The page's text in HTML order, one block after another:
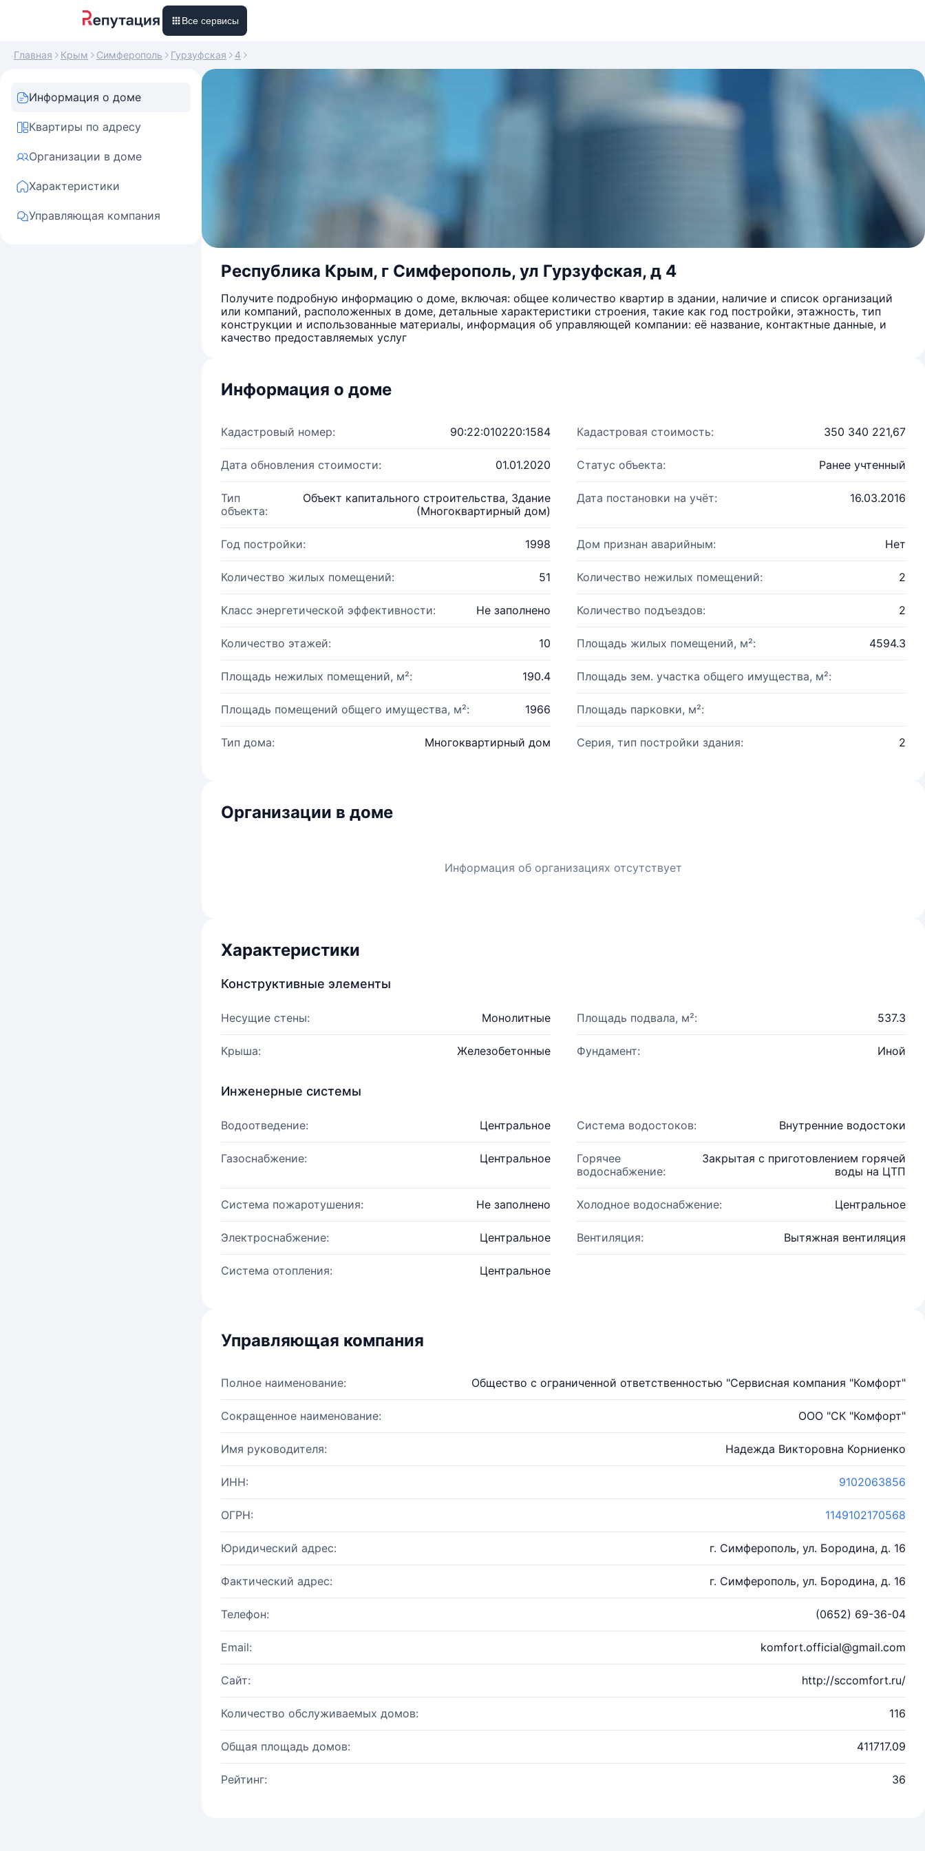
Все сервисы
Главная Крым Симферополь Гурзуфская 4
Информация о доме
Квартиры по адресу
Организации в доме
Характеристики
Управляющая компания
Республика Крым, г Симферополь, ул Гурзуфская, д 4
Получите подробную информацию о доме, включая: общее количество квартир в здании, наличие и список организаций
или компаний, расположенных в доме, детальные характеристики строения, такие как год постройки, этажность, тип
конструкции и использованные материалы, информация об управляющей компании: её название, контактные данные, и
качество предоставляемых услуг
Информация о доме
Кадастровый номер: 90:22:010220:1584 Кадастровая стоимость: 350 340 221,67
Дата обновления стоимости: 01.01.2020 Статус объекта: Ранее учтенный
Тип
объекта:
Объект капитального строительства, Здание
(Многоквартирный дом)
Дата постановки на учёт: 16.03.2016
Год постройки: 1998 Дом признан аварийным: Нет
Количество жилых помещений: 51 Количество нежилых помещений: 2
Класс энергетической эффективности: Не заполнено Количество подъездов: 2
Количество этажей: 10 Площадь жилых помещений, м²: 4594.3
Площадь нежилых помещений, м²: 190.4 Площадь зем. участка общего имущества, м²:
Площадь помещений общего имущества, м²: 1966 Площадь парковки, м²:
Тип дома: Многоквартирный дом Серия, тип постройки здания: 2
Организации в доме
Информация об организациях отсутствует
Характеристики
Конструктивные элементы
Несущие стены: Монолитные Площадь подвала, м²: 537.3
Крыша: Железобетонные Фундамент: Иной
Инженерные системы
Водоотведение: Центральное Система водостоков: Внутренние водостоки
Газоснабжение: Центральное
Горячее
водоснабжение:
Закрытая с приготовлением горячей
воды на ЦТП
Система пожаротушения: Не заполнено Холодное водоснабжение: Центральное
Электроснабжение: Центральное Вентиляция: Вытяжная вентиляция
Система отопления: Центральное
Управляющая компания
Полное наименование: Общество с ограниченной ответственностью "Сервисная компания "Комфорт"
Сокращенное наименование: ООО "СК "Комфорт"
Имя руководителя: Надежда Викторовна Корниенко
ИНН: 9102063856
ОГРН: 1149102170568
Юридический адрес: г. Симферополь, ул. Бородина, д. 16
Фактический адрес: г. Симферополь, ул. Бородина, д. 16
Телефон: (0652) 69-36-04
Email: komfort.official@gmail.com
Сайт: http://sccomfort.ru/
Количество обслуживаемых домов: 116
Общая площадь домов: 411717.09
Рейтинг: 36